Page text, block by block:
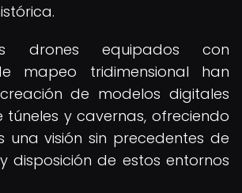
drones equipados con
mapeo tridimensional han
de modelos digitales
y cavernas, ofreciendo
una visión sin precedentes de
disposición de estos entornos